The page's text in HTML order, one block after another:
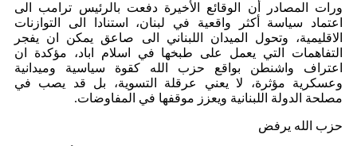
ورات المصادر أن الوقائع الأخيرة دفعت بالرئيس ترامب الى
اعتماد سياسة أكثر واقعية في لبنان، استنادا الى التوازنات
الاقليمية، وتحول الميدان اللبناني الى صاعق يمكن ان يفجر
التفاهمات التي يعمل على طبخها في اسلام اباد، مؤكدة ان
اعتراف واشنطن بواقع حزب الله كقوة سياسية وميدانية
وعسكرية مؤثرة، لا يعني عرقلة التسوية، بل قد يصب في
مصلحة الدولة اللبنانية ويعزز موقفها في المفاوضات.
حزب الله يرفض